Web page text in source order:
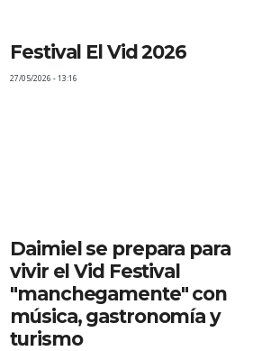
Festival El Vid 2026
27/05/2026 - 13:16
Daimiel se prepara para
vivir el Vid Festival
"manchegamente" con
música, gastronomía y
turismo